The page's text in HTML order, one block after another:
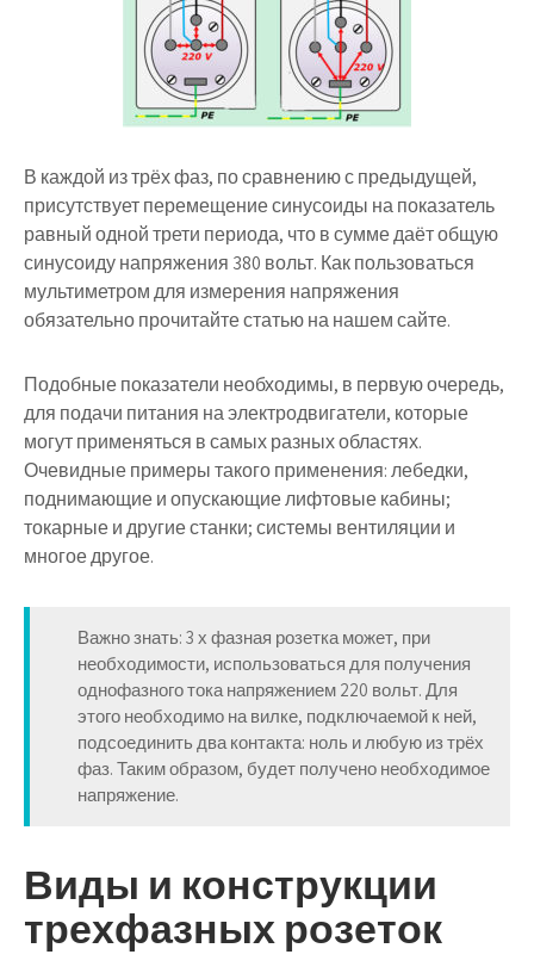
В каждой из трёх фаз, по сравнению с предыдущей,
присутствует перемещение синусоиды на показатель
равный одной трети периода, что в сумме даёт общую
синусоиду напряжения 380 вольт. Как пользоваться
мультиметром для измерения напряжения
обязательно прочитайте статью на нашем сайте.
Подобные показатели необходимы, в первую очередь,
для подачи питания на электродвигатели, которые
могут применяться в самых разных областях.
Очевидные примеры такого применения: лебедки,
поднимающие и опускающие лифтовые кабины;
токарные и другие станки; системы вентиляции и
многое другое.
Важно знать: 3 х фазная розетка может, при
необходимости, использоваться для получения
однофазного тока напряжением 220 вольт. Для
этого необходимо на вилке, подключаемой к ней,
подсоединить два контакта: ноль и любую из трёх
фаз. Таким образом, будет получено необходимое
напряжение.
Виды и конструкции
трехфазных розеток